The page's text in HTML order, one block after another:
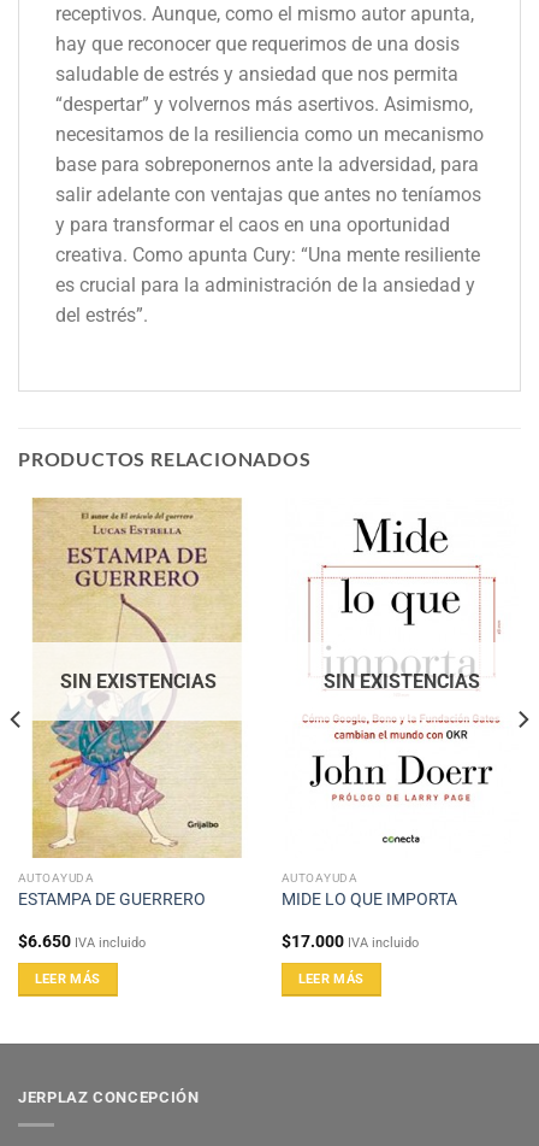
receptivos. Aunque, como el mismo autor apunta,
hay que reconocer que requerimos de una dosis
saludable de estrés y ansiedad que nos permita
“despertar” y volvernos más asertivos. Asimismo,
necesitamos de la resiliencia como un mecanismo
base para sobreponernos ante la adversidad, para
salir adelante con ventajas que antes no teníamos
y para transformar el caos en una oportunidad
creativa. Como apunta Cury: “Una mente resiliente
es crucial para la administración de la ansiedad y
del estrés”.
PRODUCTOS RELACIONADOS
SIN EXISTENCIAS
AUTOAYUDA
ESTAMPA DE GUERRERO
$6.650 IVA incluido
LEER MÁS
SIN EXISTENCIAS
AUTOAYUDA
MIDE LO QUE IMPORTA
$17.000 IVA incluido
LEER MÁS
JERPLAZ CONCEPCIÓN